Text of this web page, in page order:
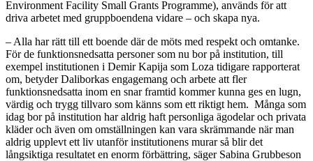
Environment Facility Small Grants Programme), används för att
driva arbetet med gruppboendena vidare – och skapa nya.
– Alla har rätt till ett boende där de möts med respekt och omtanke.
För de funktionsnedsatta personer som nu bor på institution, till
exempel institutionen i Demir Kapija som Loza tidigare rapporterat
om, betyder Daliborkas engagemang och arbete att fler
funktionsnedsatta inom en snar framtid kommer kunna ges en lugn,
värdig och trygg tillvaro som känns som ett riktigt hem. Många som
idag bor på institution har aldrig haft personliga ägodelar och privata
kläder och även om omställningen kan vara skrämmande när man
aldrig upplevt ett liv utanför institutionens murar så blir det
långsiktiga resultatet en enorm förbättring, säger Sabina Grubbeson